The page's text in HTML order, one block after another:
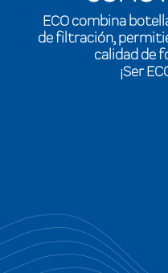
ECO combina
de filtración,
calidad de
¡Ser